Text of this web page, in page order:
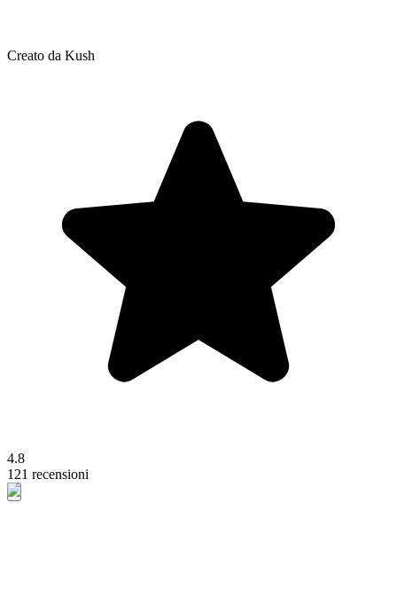
Creato da Kush
4.8
121 recensioni